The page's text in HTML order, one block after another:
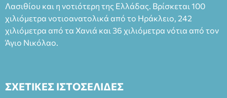
Λασιθίου και η νοτιότερη της Ελλάδας. Βρίσκεται 100
χιλιόμετρα νοτιοανατολικά από το Ηράκλειο, 242
χιλιόμετρα από τα Χανιά και 36 χιλιόμετρα νότια από τον
Άγιο Νικόλαο.
ΣΧΕΤΙΚΕΣ ΙΣΤΟΣΕΛΙΔΕΣ